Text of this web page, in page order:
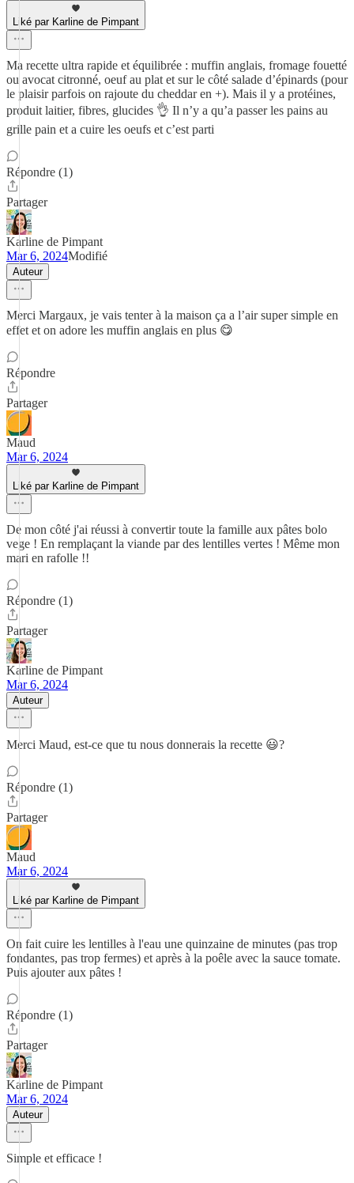
Liké par Karline de Pimpant
Ma recette ultra rapide et équilibrée : muffin anglais, fromage fouetté
ou avocat citronné, oeuf au plat et sur le côté salade d’épinards (pour
le plaisir parfois on rajoute du cheddar en +). Mais il y a protéines,
produit laitier, fibres, glucides 👌 Il n’y a qu’a passer les pains au
grille pain et a cuire les oeufs et c’est parti
Répondre (1)
Partager
Karline de Pimpant
Mar 6, 2024Modifié
Auteur
Merci Margaux, je vais tenter à la maison ça a l’air super simple en
effet et on adore les muffin anglais en plus 😋
Répondre
Partager
Maud
Mar 6, 2024
Liké par Karline de Pimpant
De mon côté j'ai réussi à convertir toute la famille aux pâtes bolo
vege ! En remplaçant la viande par des lentilles vertes ! Même mon
mari en rafolle !!
Répondre (1)
Partager
Karline de Pimpant
Mar 6, 2024
Auteur
Merci Maud, est-ce que tu nous donnerais la recette 😃?
Répondre (1)
Partager
Maud
Mar 6, 2024
Liké par Karline de Pimpant
On fait cuire les lentilles à l'eau une quinzaine de minutes (pas trop
fondantes, pas trop fermes) et après à la poêle avec la sauce tomate.
Puis ajouter aux pâtes !
Répondre (1)
Partager
Karline de Pimpant
Mar 6, 2024
Auteur
Simple et efficace !